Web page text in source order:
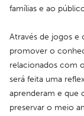
famílias e ao
Através de jogos e
promover o
relacionados com
será feita uma
aprenderam e que
preservar o meio